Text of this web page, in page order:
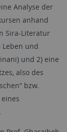
Analyse der
anhand
Sira-Literatur
und
und 2) eine
also des
bzw.